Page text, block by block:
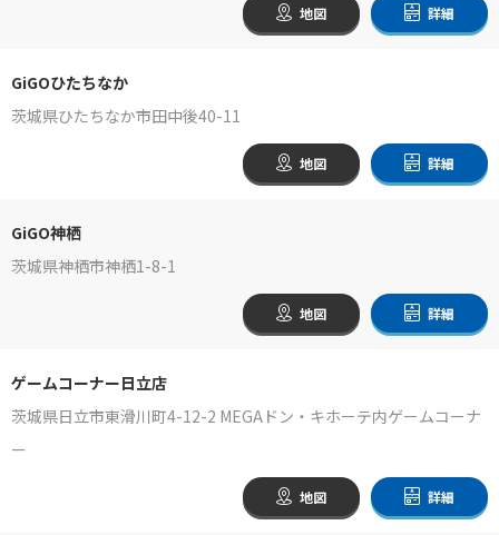
地図 詳細
GiGOひたちなか
茨城県ひたちなか市田中後40-11
地図 詳細
GiGO神栖
茨城県神栖市神栖1-8-1
地図 詳細
ゲームコーナー日立店
茨城県日立市東滑川町4-12-2 MEGAドン・キホーテ内ゲームコーナ
ー
地図 詳細